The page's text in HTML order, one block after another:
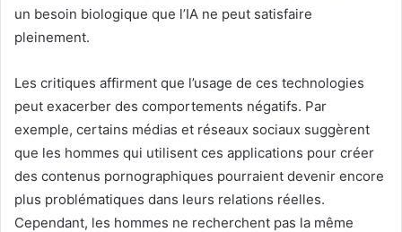
un besoin biologique que l’IA ne peut satisfaire
pleinement.
Les critiques affirment que l’usage de ces technologies
peut exacerber des comportements négatifs. Par
exemple, certains médias et réseaux sociaux suggèrent
que les hommes qui utilisent ces applications pour créer
des contenus pornographiques pourraient devenir encore
plus problématiques dans leurs relations réelles.
Cependant, les hommes ne recherchent pas la même